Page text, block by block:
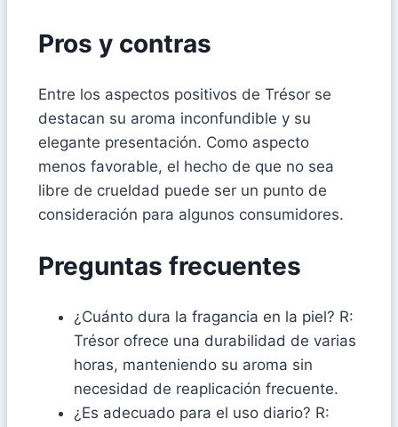
Pros y contras
Entre los aspectos positivos de Trésor se
destacan su aroma inconfundible y su
elegante presentación. Como aspecto
menos favorable, el hecho de que no sea
libre de crueldad puede ser un punto de
consideración para algunos consumidores.
Preguntas frecuentes
¿Cuánto dura la fragancia en la piel? R:
Trésor ofrece una durabilidad de varias
horas, manteniendo su aroma sin
necesidad de reaplicación frecuente.
¿Es adecuado para el uso diario? R: